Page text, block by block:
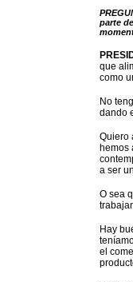
parte
que
como
No
dando
Quiero
hemos
a ser
O sea
Hay
el